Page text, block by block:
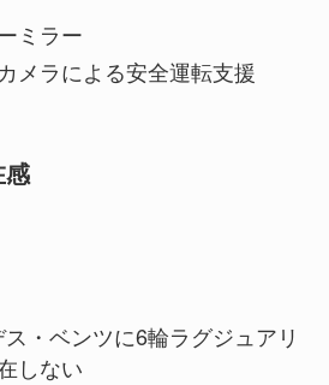
ミラー
メラによる安全運転支援
・ベンツに6輪ラグジュアリ
しない